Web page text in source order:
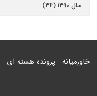
سال ۱۳۹۰ (۳۴)
خاورمیانه پرونده هسته ای